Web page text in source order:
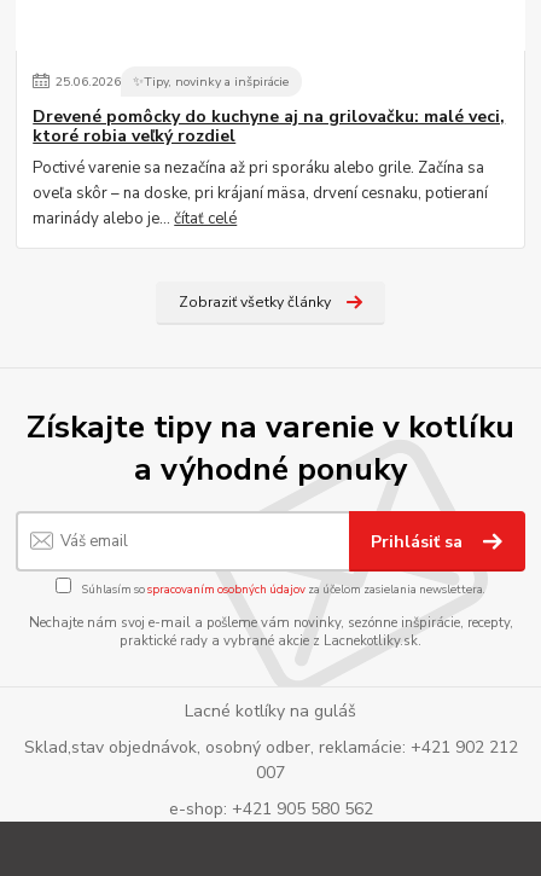
25.06.2026 ✨Tipy, novinky a inšpirácie
Drevené pomôcky do kuchyne aj na grilovačku: malé veci,
ktoré robia veľký rozdiel
Poctivé varenie sa nezačína až pri sporáku alebo grile. Začína sa
oveľa skôr – na doske, pri krájaní mäsa, drvení cesnaku, potieraní
marinády alebo je...čítať celé
Zobraziť všetky články
Získajte tipy na varenie v kotlíku
a výhodné ponuky
Prihlásiť sa
Súhlasím sospracovaním osobných údajov za účelom zasielania newslettera.
Nechajte nám svoj e-mail a pošleme vám novinky, sezónne inšpirácie, recepty,
praktické rady a vybrané akcie z Lacnekotliky.sk.
Lacné kotlíky na guláš
Sklad,stav objednávok, osobný odber, reklamácie: +421 902 212
007
e-shop: +421 905 580 562